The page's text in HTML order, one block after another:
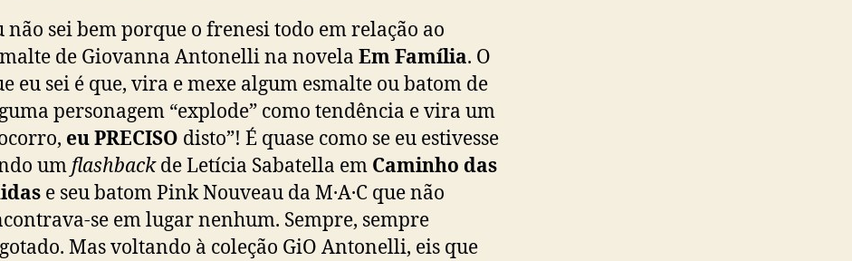
não sei bem porque o frenesi todo em relação ao
de Giovanna Antonelli na novela Em Família. O
eu sei é que, vira e mexe algum esmalte ou batom de
personagem “explode” como tendência e vira um
eu PRECISO disto”! É quase como se eu estivesse
umflashbackde Letícia Sabatella em Caminho das
e seu batom Pink Nouveau da M·A·C que não
se em lugar nenhum. Sempre, sempre
Mas voltando à coleção GiO Antonelli, eis que